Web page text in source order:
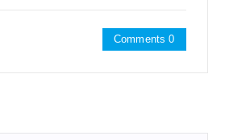
Comments 0